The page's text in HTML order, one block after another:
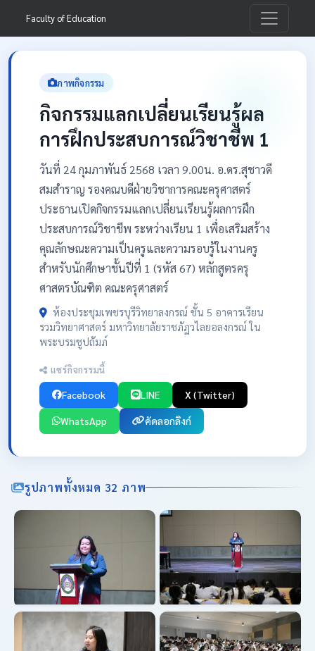
Faculty of Education
ภาพกิจกรรม
กิจกรรมแลกเปลี่ยนเรียนรู้ผล
การฝึกประสบการณ์วิชาชีพ 1
วันที่ 24 กุมภาพันธ์ 2568 เวลา 9.00น. อ.ดร.สุชาวดี
สมสำราญ รองคณบดีฝ่ายวิชาการคณะครุศาสตร์
ประธานเปิดกิจกรรมแลกเปลี่ยนเรียนรู้ผลการฝึก
ประสบการณ์วิชาชีพ ระหว่างเรียน 1 เพื่อเสริมสร้าง
คุณลักษณะความเป็นครูและความรอบรู้ในงานครู
สำหรับนักศึกษาชั้นปีที่ 1 (รหัส 67) หลักสูตรครุ
ศาสตรบัณฑิต คณะครุศาสตร์
ห้องประชุมเพชรบุรีวิทยาลงกรณ์ ชั้น 5 อาคารเรียน
รวมวิทยาศาสตร์ มหาวิทยาลัยราชภัฏวไลยอลงกรณ์ ใน
พระบรมชูปถัมภ์
แชร์กิจกรรมนี้
Facebook LINE X (Twitter)
WhatsApp คัดลอกลิงก์
รูปภาพทั้งหมด 32 ภาพ